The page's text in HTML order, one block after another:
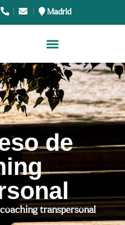
. | | Madrid
de
coaching transpersonal